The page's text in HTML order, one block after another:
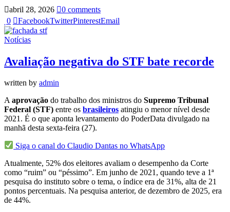
abril 28, 2026
0 comments
0
FacebookTwitterPinterestEmail
Notícias
Avaliação negativa do STF bate recorde
written by admin
Aaprovação do trabalho dos ministros do Supremo Tribunal
Federal (STF) entre os brasileiros atingiu o menor nível desde
2021. É o que aponta levantamento do PoderData divulgado na
manhã desta sexta-feira (27).
Siga o canal do Claudio Dantas no WhatsApp
Atualmente, 52% dos eleitores avaliam o desempenho da Corte
como “ruim” ou “péssimo”. Em junho de 2021, quando teve a 1ª
pesquisa do instituto sobre o tema, o índice era de 31%, alta de 21
pontos percentuais. Na pesquisa anterior, de dezembro de 2025, era
de 44%.